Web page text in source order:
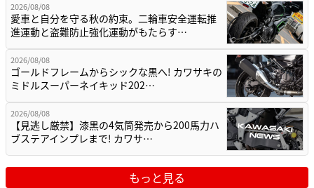
2026/08/08
愛車と自分を守る秋の約束。二輪車安全運転推
進運動と盗難防止強化運動がもたらす…
2026/08/08
ゴールドフレームからシックな黒へ! カワサキの
ミドルスーパーネイキッド202…
2026/08/08
【見逃し厳禁】漆黒の4気筒発売から200馬力ハ
ブステアインプレまで! カワサ…
もっと見る